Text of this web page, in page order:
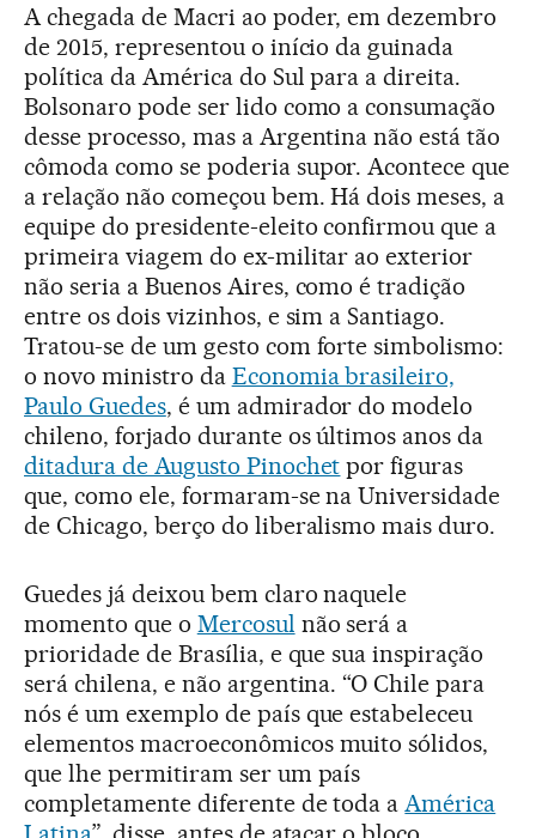
A chegada de Macri ao poder, em dezembro
de 2015, representou o início da guinada
política da América do Sul para a direita.
Bolsonaro pode ser lido como a consumação
desse processo, mas a Argentina não está tão
cômoda como se poderia supor. Acontece que
a relação não começou bem. Há dois meses, a
equipe do presidente-eleito confirmou que a
primeira viagem do ex-militar ao exterior
não seria a Buenos Aires, como é tradição
entre os dois vizinhos, e sim a Santiago.
Tratou-se de um gesto com forte simbolismo:
o novo ministro da Economia brasileiro,
Paulo Guedes, é um admirador do modelo
chileno, forjado durante os últimos anos da
ditadura de Augusto Pinochet por figuras
que, como ele, formaram-se na Universidade
de Chicago, berço do liberalismo mais duro.
Guedes já deixou bem claro naquele
momento que o Mercosul não será a
prioridade de Brasília, e que sua inspiração
será chilena, e não argentina. “O Chile para
nós é um exemplo de país que estabeleceu
elementos macroeconômicos muito sólidos,
que lhe permitiram ser um país
completamente diferente de toda a América